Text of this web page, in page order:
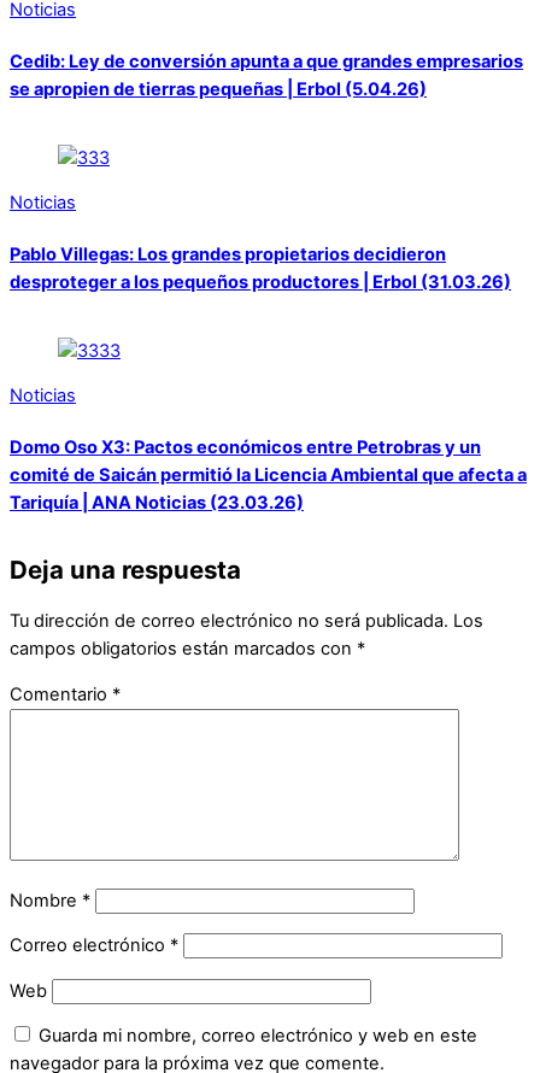
Noticias
Cedib: Ley de conversión apunta a que grandes empresarios
se apropien de tierras pequeñas | Erbol (5.04.26)
Noticias
Pablo Villegas: Los grandes propietarios decidieron
desproteger a los pequeños productores | Erbol (31.03.26)
Noticias
Domo Oso X3: Pactos económicos entre Petrobras y un
comité de Saicán permitió la Licencia Ambiental que afecta a
Tariquía | ANA Noticias (23.03.26)
Deja una respuesta
Tu dirección de correo electrónico no será publicada. Los
campos obligatorios están marcados con *
Comentario *
Nombre *
Correo electrónico *
Web
Guarda mi nombre, correo electrónico y web en este
navegador para la próxima vez que comente.